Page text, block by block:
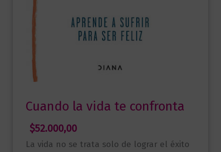
Cuando la vida te confronta
$52.000,00
La vida no se trata solo de lograr el éxito